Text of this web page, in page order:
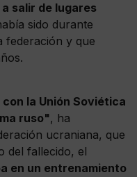
salir de lugares
sido durante
federación y que
la Unión Soviética
ruso", ha
ucraniana, que
del fallecido, el
en un entrenamiento